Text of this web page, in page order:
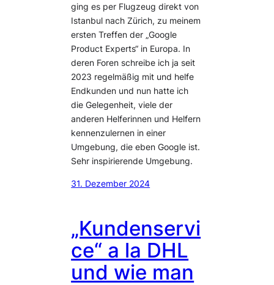
ging es per Flugzeug direkt von
Istanbul nach Zürich, zu meinem
ersten Treffen der „Google
Product Experts“ in Europa. In
deren Foren schreibe ich ja seit
2023 regelmäßig mit und helfe
Endkunden und nun hatte ich
die Gelegenheit, viele der
anderen Helferinnen und Helfern
kennenzulernen in einer
Umgebung, die eben Google ist.
Sehr inspirierende Umgebung.
31. Dezember 2024
„Kundenservi
ce“ a la DHL
und wie man